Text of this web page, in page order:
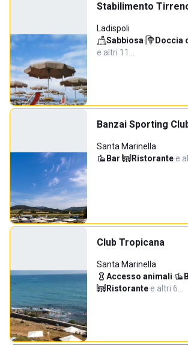
Stabilimento
Ladispoli
Sabbiosa· Doccia
e altri 11…
Banzai Sporting
Santa Marinella
Bar· Ristorante·e
Club Tropicana
Santa Marinella
Accesso animali·
Ristorante·e altri 6…